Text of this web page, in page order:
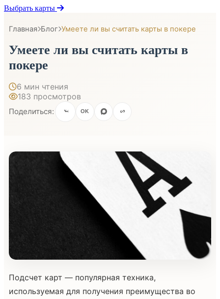
Выбрать карты
Главная Блог Умеете ли вы считать карты в покере
Умеете ли вы считать карты в
покере
6 мин чтения
183 просмотров
Поделиться: OK
Подсчет карт — популярная техника,
используемая для получения преимущества во